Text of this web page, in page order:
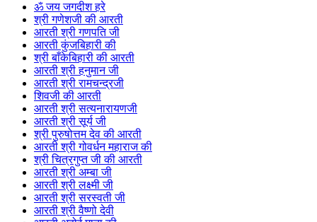
ॐ जय जगदीश हरे
श्री गणेशजी की आरती
आरती श्री गणपति जी
आरती कुंजबिहारी की
श्री बाँकेबिहारी की आरती
आरती श्री हनुमान जी
आरती श्री रामचन्द्रजी
शिवजी की आरती
आरती श्री सत्यनारायणजी
आरती श्री सूर्य जी
श्री पुरुषोत्तम देव की आरती
आरती श्री गोवर्धन महाराज की
श्री चित्रगुप्त जी की आरती
आरती श्री अम्बा जी
आरती श्री लक्ष्मी जी
आरती श्री सरस्वती जी
आरती श्री वैष्णो देवी